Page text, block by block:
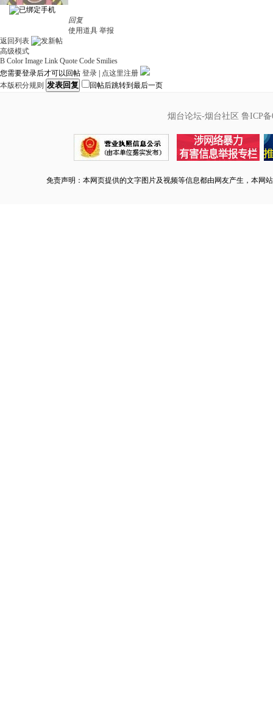
回复
使用道具 举报
返回列表
高级模式
B Color Image Link Quote Code Smilies
您需要登录后才可以回帖 登录
点这里注册
本版积分规则 发表回复 回帖后跳转到最后一页
烟台论坛-烟台社区 鲁ICP备
免责声明：本网页提供的文字图片及视频等信息都由网友产生，本网